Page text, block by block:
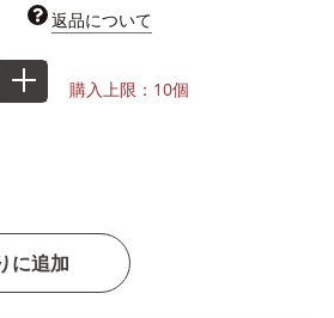
返品について
購入上限：10個
に追加